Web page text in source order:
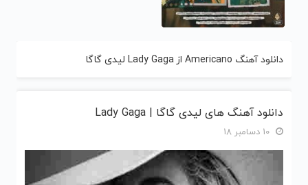
دانلود آهنگ Americano از Lady Gaga لیدی گاگا
دانلود آهنگ های لیدی گاگا | Lady Gaga